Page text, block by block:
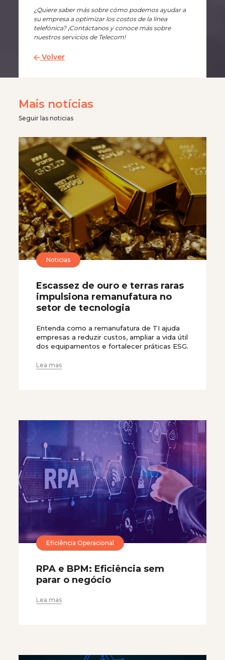
¿Quiere saber más sobre cómo podemos ayudar a
su empresa a optimizar los costos de la línea
telefónica? ¡Contáctanos y conoce más sobre
nuestros servicios de Telecom!
Volver
Mais notícias
Seguir las noticias
Noticias
Escassez de ouro e terras raras
impulsiona remanufatura no
setor de tecnologia
Entenda como a remanufatura de TI ajuda
empresas a reduzir custos, ampliar a vida útil
dos equipamentos e fortalecer práticas ESG.
Lea mas
Eficiência Operacional
RPA e BPM: Eficiência sem
parar o negócio
Lea mas